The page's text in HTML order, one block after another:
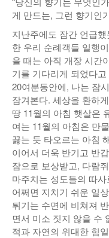
게 만드는, 그런 향기인
지난주에도 잠간 언급
한 우리 순례객들 일행
을 때는 아직 개장 시간
기를 기다리게 되었다
20여분동안에, 나는 잠
잠겨본다. 세상을 환하
땅 11월의 아침 햇살은
여는 11월의 아침은 만
끓는 듯 타오르는 아침
이어서 더욱 반기고 반
잠으로 보상받고, 다람
마주치는 성도들의 따
어쩌면 지치기 쉬운 일
튀기는 수면에 비쳐져
면서 미소 짓지 않을 수
적과 자연의 위대한